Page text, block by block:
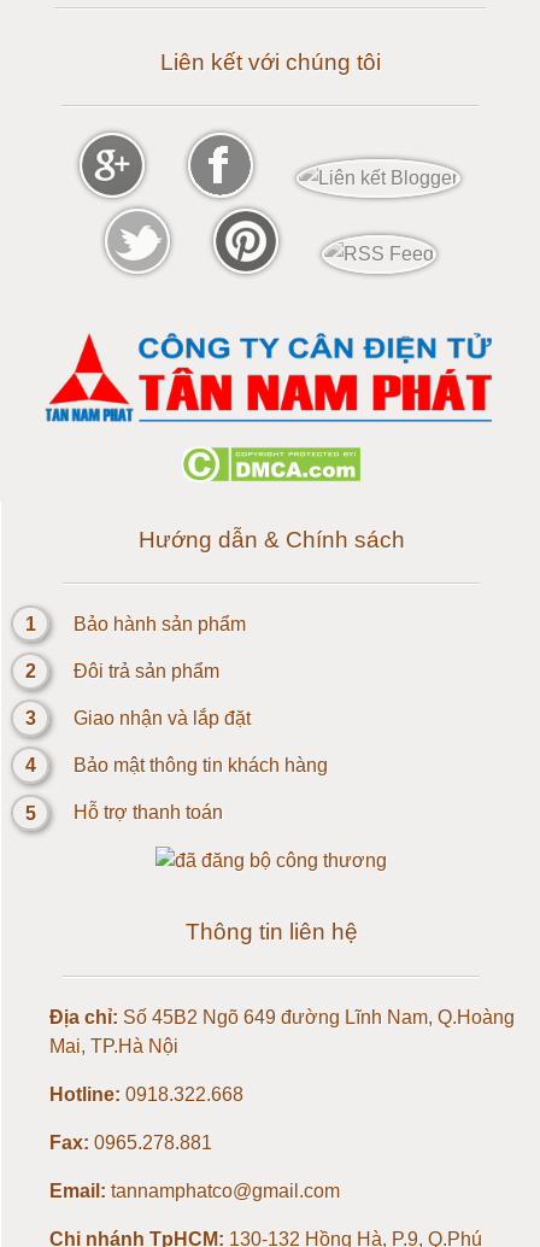
Cân điện tử 50 tấn
Cân điện tử 60 tấn
Cân điện tử 80 tấn
Cân điện tử 100 tấn
Cân điện tử 120 tấn
Cân điện tử 150 tấn
Loadcell 300g
Cảm biến Loadcell 2kg
Loadcell 3kg
Loadcell 5kg
Loadcell 10kg
Loadcell 20kg
Loadcell 100kg
Loadcell 150kg
Loadcell 200kg
Liên kết với chúng tôi
Hướng dẫn & Chính sách
1 Bảo hành sản phẩm
2 Đôi trả sản phẩm
3 Giao nhận và lắp đặt
4 Bảo mật thông tin khách hàng
5 Hỗ trợ thanh toán
Thông tin liên hệ
Địa chỉ: Số 45B2 Ngõ 649 đường Lĩnh Nam, Q.Hoàng
Mai, TP.Hà Nội
Hotline: 0918.322.668
Fax: 0965.278.881
Email: tannamphatco@gmail.com
Chi nhánh TpHCM: 130-132 Hồng Hà, P.9, Q.Phú